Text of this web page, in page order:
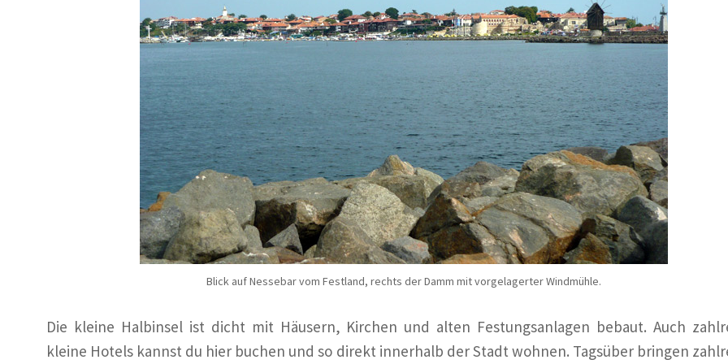
Blick auf Nessebar vom Festland, rechts der Damm mit vorgelagerter Windmühle.
Die kleine Halbinsel ist dicht mit Häusern, Kirchen und alten Festungsanlagen bebaut. Auch
kleine Hotels kannst du hier buchen und so direkt innerhalb der Stadt wohnen. Tagsüber bringen